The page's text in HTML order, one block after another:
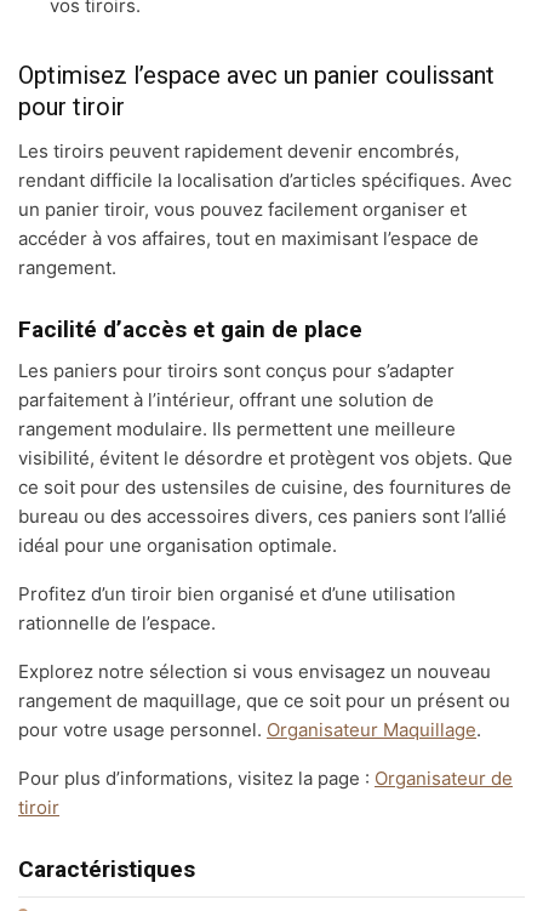
vos tiroirs.
Optimisez l’espace avec un panier coulissant
pour tiroir
Les tiroirs peuvent rapidement devenir encombrés,
rendant difficile la localisation d’articles spécifiques. Avec
un panier tiroir, vous pouvez facilement organiser et
accéder à vos affaires, tout en maximisant l’espace de
rangement.
Facilité d’accès et gain de place
Les paniers pour tiroirs sont conçus pour s’adapter
parfaitement à l’intérieur, offrant une solution de
rangement modulaire. Ils permettent une meilleure
visibilité, évitent le désordre et protègent vos objets. Que
ce soit pour des ustensiles de cuisine, des fournitures de
bureau ou des accessoires divers, ces paniers sont l’allié
idéal pour une organisation optimale.
Profitez d’un tiroir bien organisé et d’une utilisation
rationnelle de l’espace.
Explorez notre sélection si vous envisagez un nouveau
rangement de maquillage, que ce soit pour un présent ou
pour votre usage personnel. Organisateur Maquillage.
Pour plus d’informations, visitez la page : Organisateur de
tiroir
Caractéristiques